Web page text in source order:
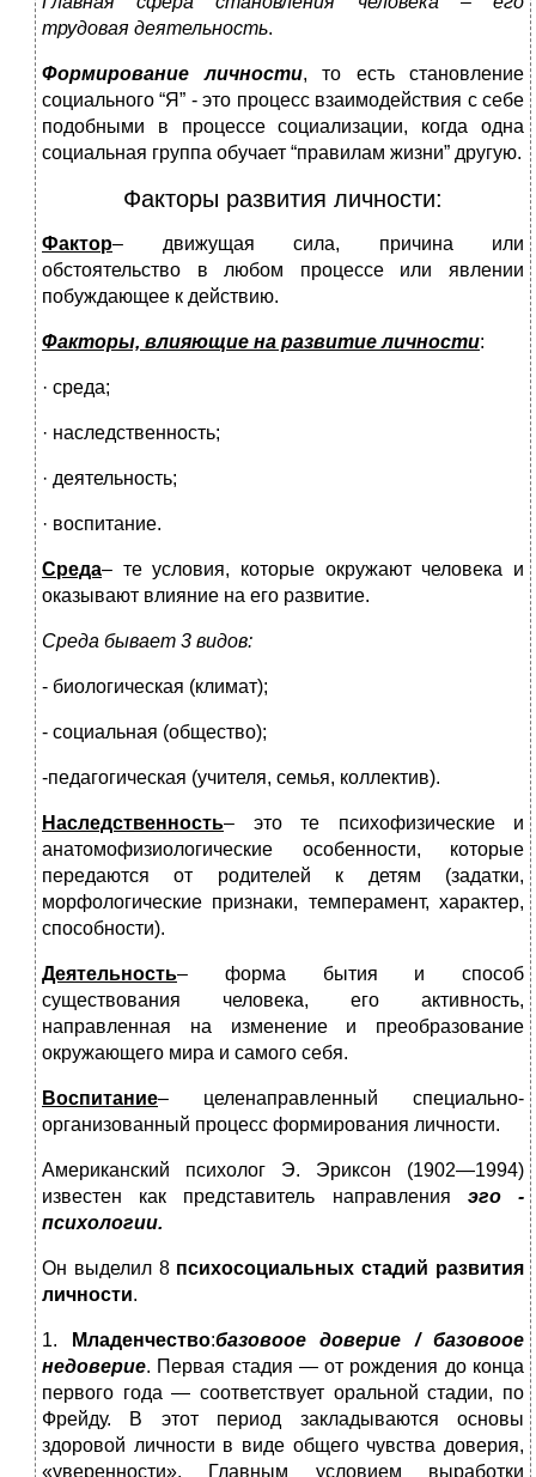
трудовая деятельность.
Формирование личности, то есть становление
социального “Я” - это процесс взаимодействия с себе
подобными в процессе социализации, когда одна
социальная группа обучает “правилам жизни” другую.
Факторы развития личности:
Фактор– движущая сила, причина или
обстоятельство в любом процессе или явлении
побуждающее к действию.
Факторы, влияющие на развитие личности:
· среда;
· наследственность;
· деятельность;
· воспитание.
Среда– те условия, которые окружают человека и
оказывают влияние на его развитие.
Среда бывает 3 видов:
- биологическая (климат);
- социальная (общество);
-педагогическая (учителя, семья, коллектив).
Наследственность– это те психофизические и
анатомофизиологические особенности, которые
передаются от родителей к детям (задатки,
морфологические признаки, темперамент, характер,
способности).
Деятельность– форма бытия и способ
существования человека, его активность,
направленная на изменение и преобразование
окружающего мира и самого себя.
Воспитание– целенаправленный специально-
организованный процесс формирования личности.
Американский психолог Э. Эриксон (1902—1994)
известен как представитель направления эго -
психологии.
Он выделил 8 психосоциальных стадий развития
личности.
1. Младенчество:базовоое доверие / базовоое
недоверие. Первая стадия — от рождения до конца
первого года — соответствует оральной стадии, по
Фрейду. В этот период закладываются основы
здоровой личности в виде общего чувства доверия,
«уверенности». Главным условием выработки